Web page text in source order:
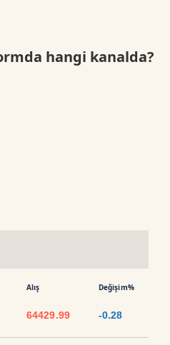
hangi kanalda?
Alış Değişim%
64429.99 -0.28